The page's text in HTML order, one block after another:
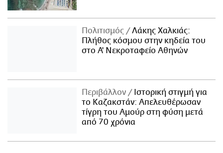
Πολιτισμός
Λάκης Χαλκιάς:
Πλήθος κόσμου στην κηδεία του
στο Α' Νεκροταφείο Αθηνών
Περιβάλλον
Ιστορική στιγμή για
το Καζακστάν: Απελευθέρωσαν
τίγρη του Αμούρ στη φύση μετά
από 70 χρόνια